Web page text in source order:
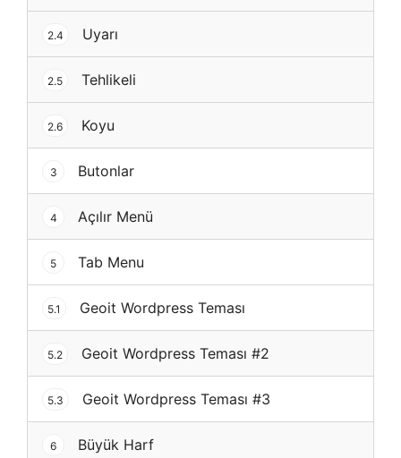
2.4 Uyarı
2.5 Tehlikeli
2.6 Koyu
3 Butonlar
4 Açılır Menü
5 Tab Menu
5.1 Geoit Wordpress Teması
5.2 Geoit Wordpress Teması #2
5.3 Geoit Wordpress Teması #3
6 Büyük Harf